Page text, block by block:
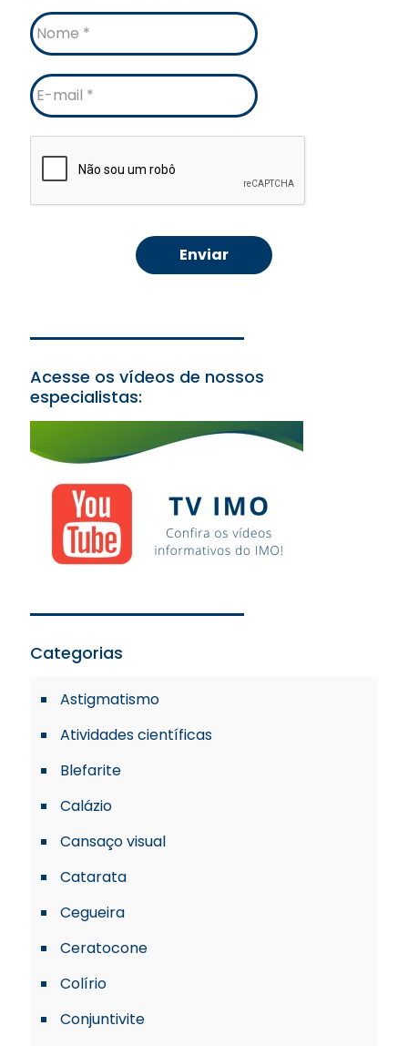
Nome
E-
mail
Acesse os vídeos de nossos
especialistas:
Categorias
Astigmatismo
Atividades científicas
Blefarite
Calázio
Cansaço visual
Catarata
Cegueira
Ceratocone
Colírio
Conjuntivite